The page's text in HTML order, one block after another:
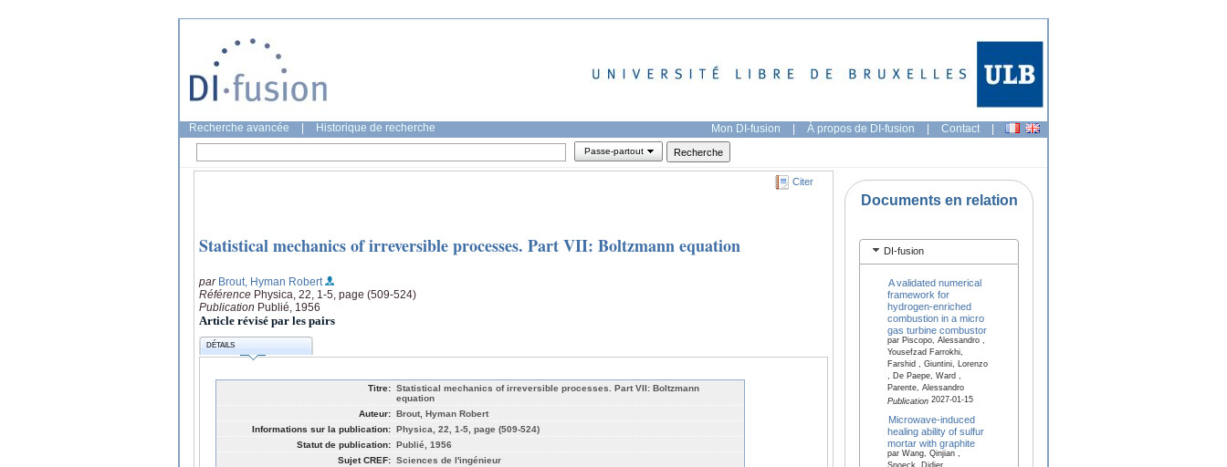
Recherche avancée Historique de recherche Mon DI-fusion | À propos de DI-fusion | Contact |
Passe-partout
Citer
Statistical mechanics of irreversible processes. Part VII: Boltzmann equation
par Brout, Hyman Robert
Référence Physica, 22, 1-5, page (509-524)
Publication Publié, 1956
Article révisé par les pairs
DÉTAILS
Titre: Statistical mechanics of irreversible processes. Part VII: Boltzmann
equation
Auteur: Brout, Hyman Robert
Informations sur la publication: Physica, 22, 1-5, page (509-524)
Statut de publication: Publié, 1956
Sujet CREF: Sciences de l'ingénieur
Documents en relation
DI-fusion
A validated numerical
framework for
hydrogen-enriched
combustion in a micro
gas turbine combustor
par Piscopo, Alessandro ,
Yousefzad Farrokhi,
Farshid , Giuntini, Lorenzo
, De Paepe, Ward ,
Parente, Alessandro
Publication2027-01-15
Microwave-induced
healing ability of sulfur
mortar with graphite
par Wang, Qinjian ,